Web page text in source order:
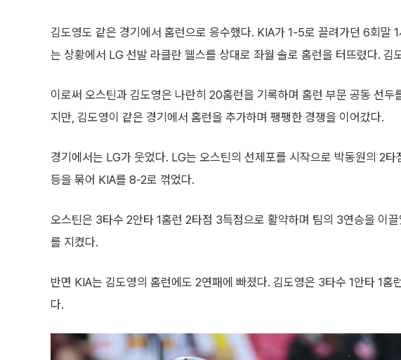
김도영도 같은 경기에서 홈런으로 응수했다. KIA가 1-5로 끌려가던 6회말
는 상황에서 LG 선발 라클란 웰스를 상대로 좌월 솔로 홈런을 터뜨렸다. 김
이로써 오스틴과 김도영은 나란히 20홈런을 기록하며 홈런 부문 공동 선
지만, 김도영이 같은 경기에서 홈런을 추가하며 팽팽한 경쟁을 이어갔다.
경기에서는 LG가 웃었다. LG는 오스틴의 선제포를 시작으로 박동원의 2
등을 묶어 KIA를 8-2로 꺾었다.
오스틴은 3타수 2안타 1홈런 2타점 3득점으로 활약하며 팀의 3연승을 이
를 지켰다.
반면 KIA는 김도영의 홈런에도 2연패에 빠졌다. 김도영은 3타수 1안타 1홈
다.